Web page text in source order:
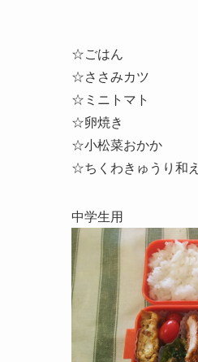
☆ごはん
☆ささみカツ
☆ ミニトマト
☆卵焼き
☆小松菜おかか
☆ちくわきゅうり和え
中学生用